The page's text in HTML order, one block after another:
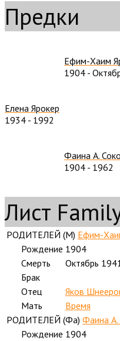
Предки
Ефим-Хаим
1904 -
Елена Ярокер
1934 - 1992
Фаина А.
1904 - 1962
Лист
РОДИТЕЛЕЙ (M) Ефим-
Рождение 1904
Смерть
Октябрь
Брак
Отец
Яков
Мать
Время
РОДИТЕЛЕЙ (Фа) Фаина А.
Рождение 1904